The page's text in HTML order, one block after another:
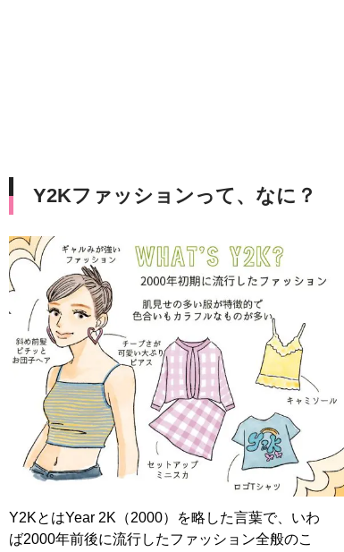
Y2Kファッションって、なに？
Y2KとはYear 2K（2000）を略した言葉で、いわ
ば2000年前後に流行したファッション全般のこ